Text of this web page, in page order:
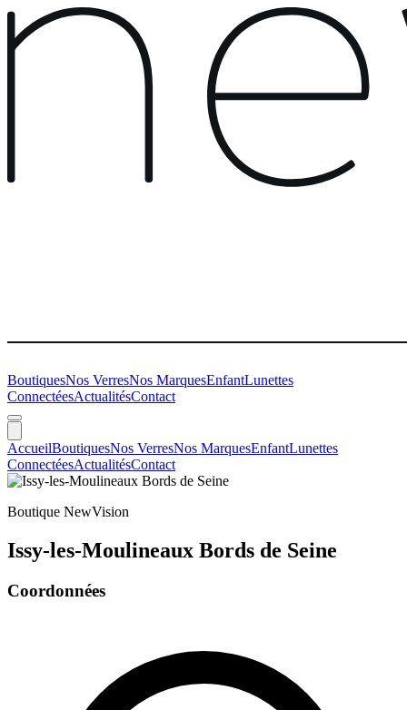
BoutiquesNos VerresNos MarquesEnfantLunettes
ConnectéesActualitésContact
AccueilBoutiquesNos VerresNos MarquesEnfantLunettes
ConnectéesActualitésContact
Boutique NewVision
Issy-les-Moulineaux Bords de Seine
Coordonnées